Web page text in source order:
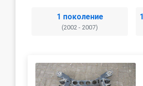
1 поколение
(2002 - 2007)